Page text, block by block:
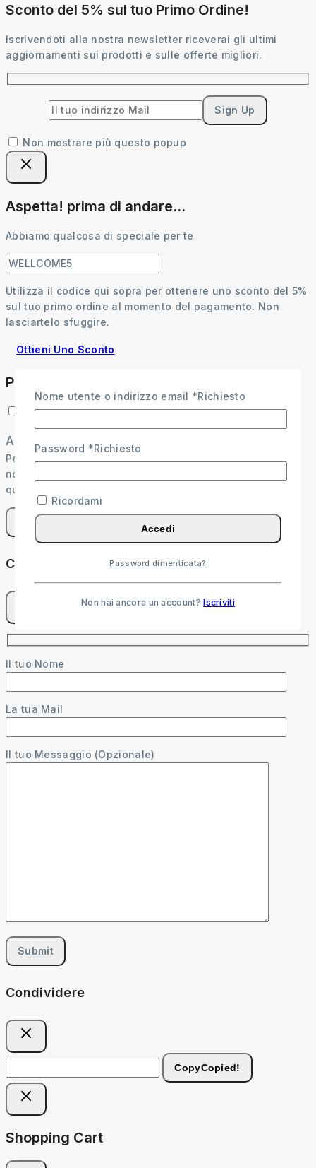
Sconto del 5% sul tuo Primo Ordine!
Iscrivendoti alla nostra newsletter riceverai gli ultimi
aggiornamenti sui prodotti e sulle offerte migliori.
Non mostrare più questo popup
Aspetta! prima di andare...
Abbiamo qualcosa di speciale per te
Utilizza il codice qui sopra per ottenere uno sconto del 5%
sul tuo primo ordine al momento del pagamento. Non
lasciartelo sfuggire.
Ottieni Uno Sconto
Prodotti Raccomandati
Non mostrare più questo popup
Abbiamo a Cuore la tua Privacy
Per offrirti un’esperienza di acquisto personalizzata, il
nostro sito utilizza i cookie. Continuando a utilizzare
questo sito, accetti i nostri
Accetta I Cookie
Chiedere una domanda
Il tuo Nome
La tua Mail
Il tuo Messaggio (Opzionale)
Condividere
CopyCopied!
Nome utente o indirizzo email *Richiesto
Password *Richiesto
Ricordami
Accedi
Password dimenticata?
Non hai ancora un account?Iscriviti
Shopping Cart